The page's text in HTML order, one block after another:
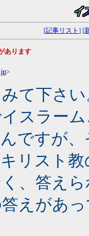
[記事リスト ] [
あります
>
て下さ
スラー
ですが
リスト
、答え
えがあ